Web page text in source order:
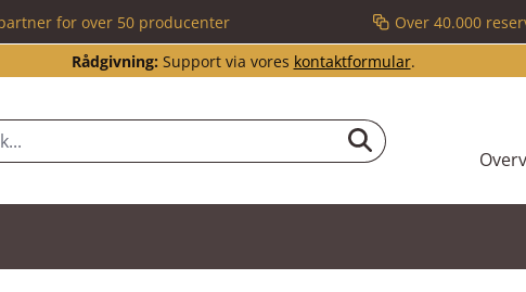
for over 50 producenter Over 40.000
Rådgivning: Support via vores kontaktformular.